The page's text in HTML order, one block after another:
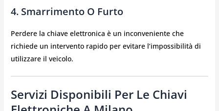
4. Smarrimento O Furto
Perdere la chiave elettronica è un inconveniente che
richiede un intervento rapido per evitare l’impossibilità di
utilizzare il veicolo.
Servizi Disponibili Per Le Chiavi